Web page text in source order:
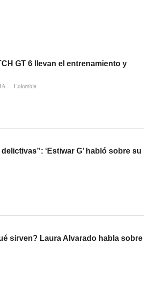
GT 6 llevan el entrenamiento y
Colombia
‘Estiwar G’ habló sobre su
sirven? Laura Alvarado habla sobre